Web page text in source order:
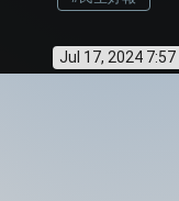
Jul 17, 2024